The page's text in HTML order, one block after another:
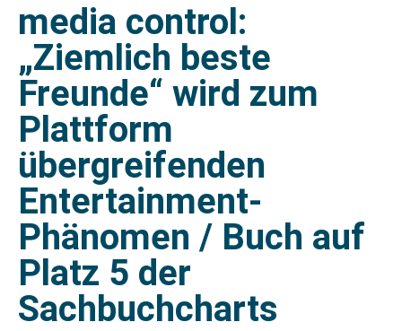
media control:
„Ziemlich beste
Freunde“ wird zum
Plattform
übergreifenden
Entertainment-
Phänomen / Buch auf
Platz 5 der
Sachbuchcharts